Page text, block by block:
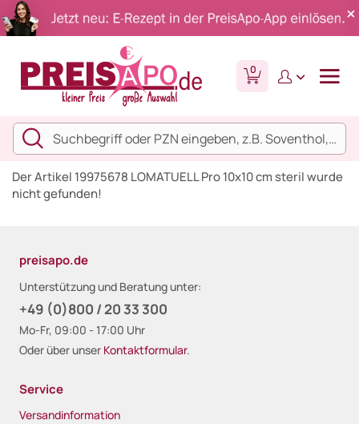
0
Der Artikel 19975678 LOMATUELL Pro 10x10 cm steril wurde
nicht gefunden!
preisapo.de
Unterstützung und Beratung unter:
+49 (0)800 / 20 33 300
Mo-Fr, 09:00 - 17:00 Uhr
Oder über unser Kontaktformular.
Service
Versandinformation